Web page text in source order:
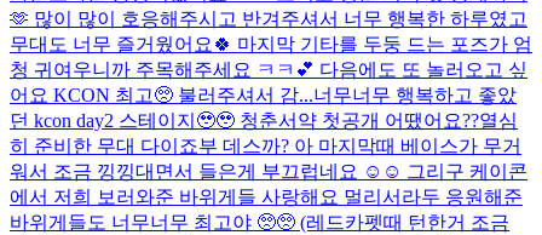
🫶 많이 많이 호응해주시고 반겨주셔서 너무 행복한 하루였고
무대도 너무 즐거웠어요🍀 마지막 기타를 두둥 드는 포즈가 엄
청 귀여우니까 주목해주세요 ㅋㅋ💕 다음에도 또 놀러오고 싶
어요 KCON 최고🥺 불러주셔서 감...너무너무 행복하고 좋았
던 kcon day2 스테이지🥹🥹 청춘서약 첫공개 어땠어요??열심
히 준비한 무대 다이죠부 데스까? 아 마지막때 베이스가 무거
워서 조금 낑낑대면서 들은게 부끄럽네요 ☺️☺️ 그리구 케이콘
에서 저희 보러와준 바위게들 사랑해요 멀리서라두 응원해준
바위게들도 너무너무 최고야 🥺🥺 (레드카펫때 턴한거 조금